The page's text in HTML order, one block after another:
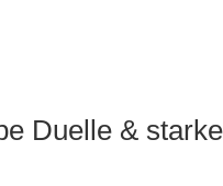
Duelle &